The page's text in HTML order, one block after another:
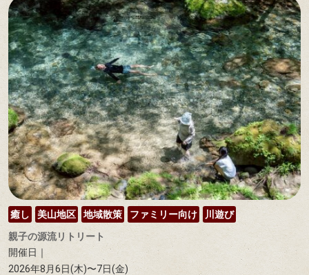
癒し 美山地区 地域散策 ファミリー向け
川遊び
親子の源流リトリート
開催日｜
2026年8月6日(木)〜7日(金)